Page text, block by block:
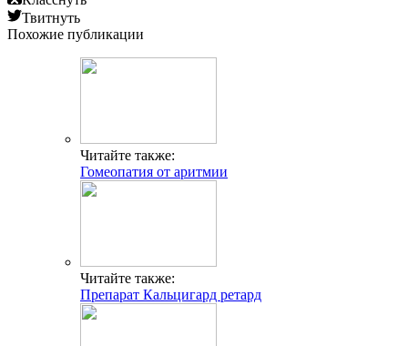
Твитнуть
Похожие публикации
Читайте также:
Гомеопатия от аритмии
Читайте также:
Препарат Кальцигард ретард